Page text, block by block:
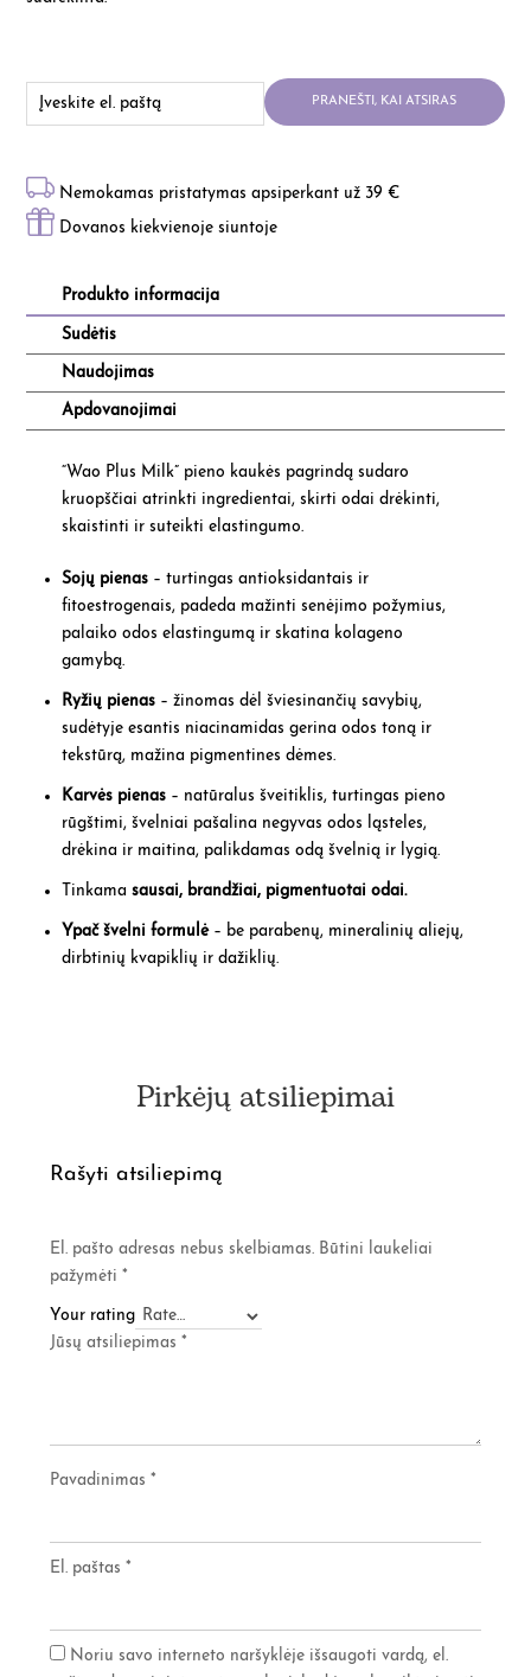
PRANEŠTI, KAI ATSIRAS
Nemokamas pristatymas apsiperkant už 39 €
Dovanos kiekvienoje siuntoje
Produkto informacija
Sudėtis
Naudojimas
Apdovanojimai
“Wao Plus Milk” pieno kaukės pagrindą sudaro
kruopščiai atrinkti ingredientai, skirti odai drėkinti,
skaistinti ir suteikti elastingumo.
Sojų pienas – turtingas antioksidantais ir
fitoestrogenais, padeda mažinti senėjimo požymius,
palaiko odos elastingumą ir skatina kolageno
gamybą.
Ryžių pienas – žinomas dėl šviesinančių savybių,
sudėtyje esantis niacinamidas gerina odos toną ir
tekstūrą, mažina pigmentines dėmes.
Karvės pienas – natūralus šveitiklis, turtingas pieno
rūgštimi, švelniai pašalina negyvas odos ląsteles,
drėkina ir maitina, palikdamas odą švelnią ir lygią.
Tinkamasausai, brandžiai, pigmentuotai odai.
Ypač švelni formulė– be parabenų, mineralinių aliejų,
dirbtinių kvapiklių ir dažiklių.
Pirkėjų atsiliepimai
Rašyti atsiliepimą
El. pašto adresas nebus skelbiamas. Būtini laukeliai
pažymėti*
Your rating
Jūsų atsiliepimas*
Pavadinimas*
El. paštas*
Noriu savo interneto naršyklėje išsaugoti vardą, el.